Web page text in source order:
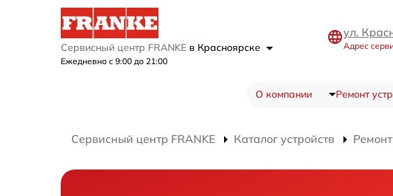
Сервисный центр FRANKE в Красноярске
Ежедневно с 9:00 до 21:00
ул.
Адрес
О компании Ремонт
Сервисный центр FRANKE Каталог устройств